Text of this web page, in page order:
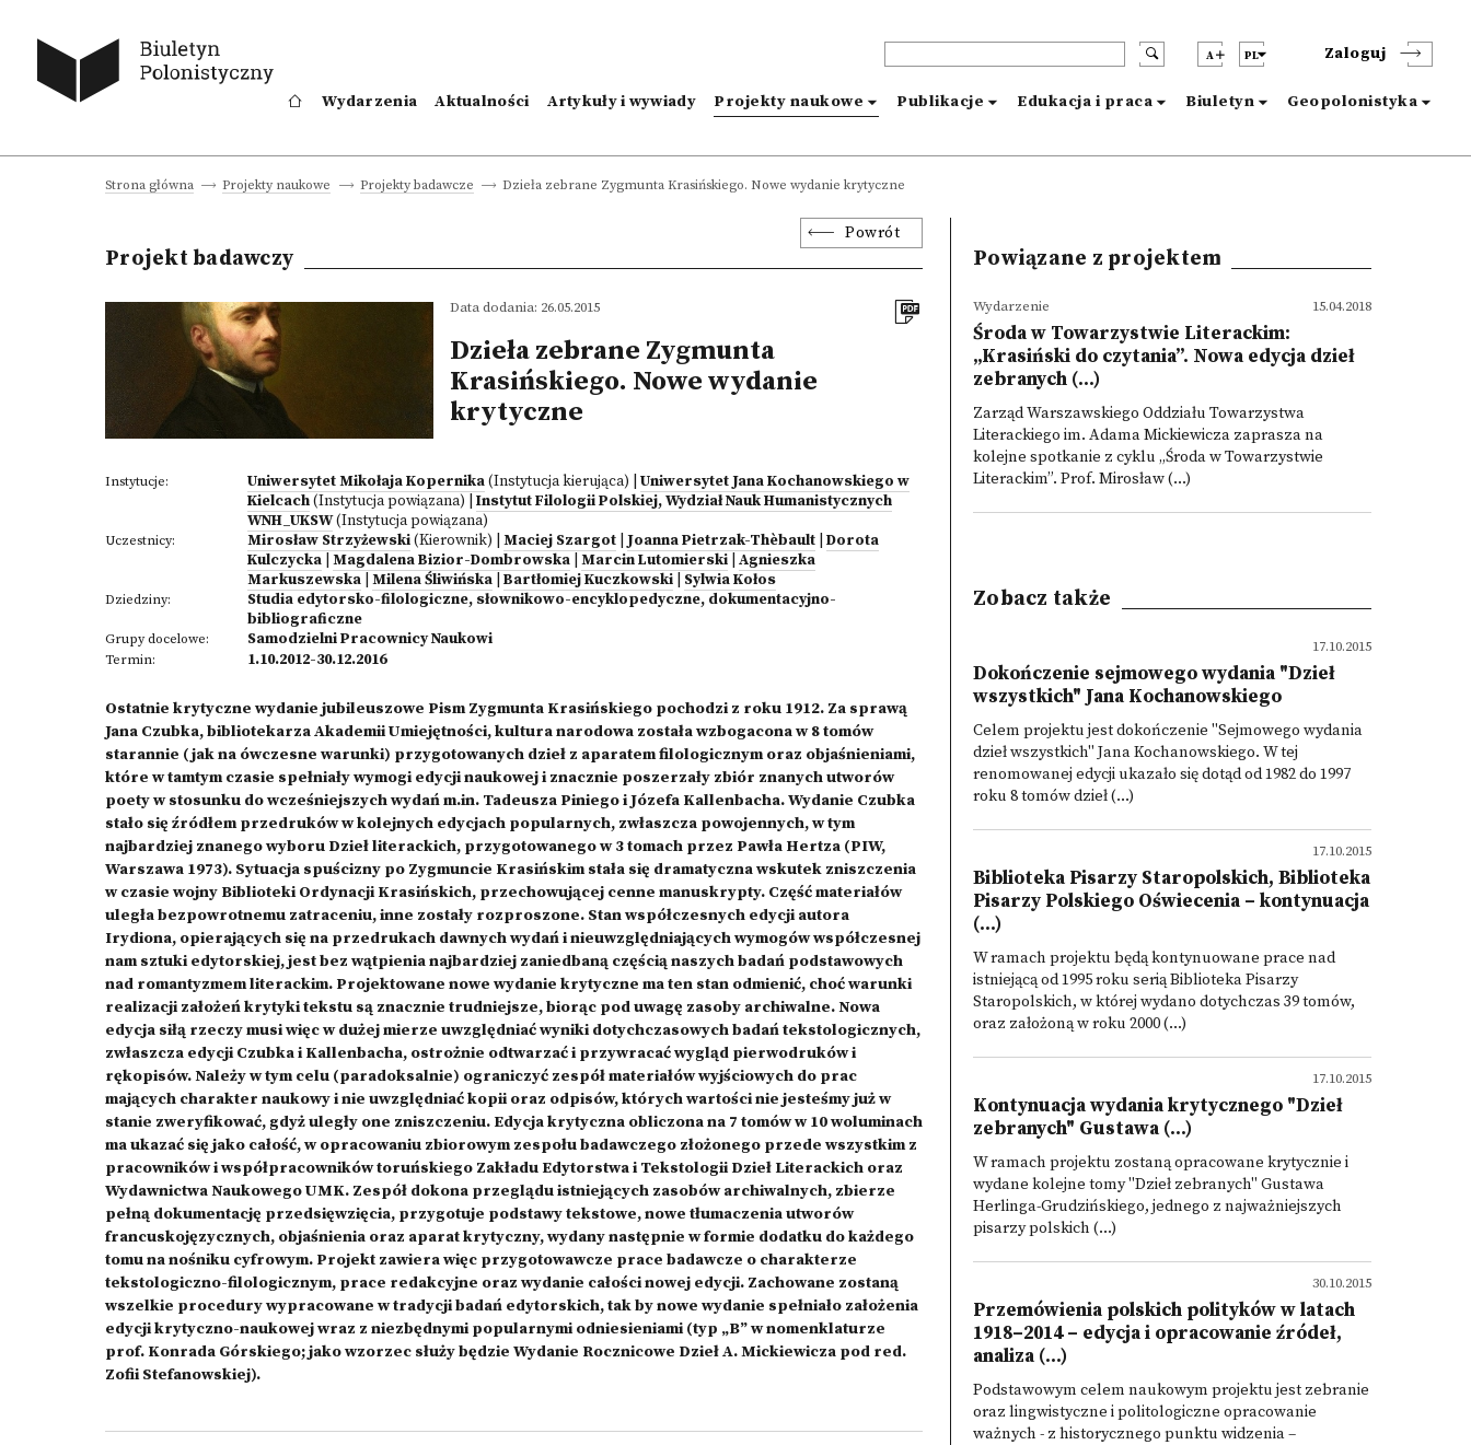
A PL Zaloguj
Wydarzenia Aktualności Artykuły i wywiady Projekty naukowe Publikacje Edukacja i praca Biuletyn Geopolonistyka
Strona główna Projekty naukowe Projekty badawcze Dzieła zebrane Zygmunta Krasińskiego. Nowe wydanie krytyczne
Powrót
Projekt badawczy
Data dodania: 26.05.2015
Dzieła zebrane Zygmunta
Krasińskiego. Nowe wydanie
krytyczne
Instytucje: Uniwersytet Mikołaja Kopernika(Instytucja kierująca)
Uniwersytet Jana Kochanowskiego w
Kielcach(Instytucja powiązana)
Instytut Filologii Polskiej, Wydział Nauk Humanistycznych
WNH_UKSW(Instytucja powiązana)
Uczestnicy: Mirosław Strzyżewski(Kierownik) Maciej Szargot Joanna Pietrzak-Thèbault Dorota
Kulczycka Magdalena Bizior-Dombrowska Marcin Lutomierski Agnieszka
Markuszewska Milena Śliwińska Bartłomiej Kuczkowski Sylwia Kołos
Dziedziny:
Studia edytorsko-filologiczne, słownikowo-encyklopedyczne, dokumentacyjno-
bibliograficzne
Grupy docelowe: Samodzielni Pracownicy Naukowi
Termin: 1.10.2012-30.12.2016
Ostatnie krytyczne wydanie jubileuszowe Pism Zygmunta Krasińskiego pochodzi z roku 1912. Za sprawą
Jana Czubka, bibliotekarza Akademii Umiejętności, kultura narodowa została wzbogacona w 8 tomów
starannie (jak na ówczesne warunki) przygotowanych dzieł z aparatem filologicznym oraz objaśnieniami,
które w tamtym czasie spełniały wymogi edycji naukowej i znacznie poszerzały zbiór znanych utworów
poety w stosunku do wcześniejszych wydań m.in. Tadeusza Piniego i Józefa Kallenbacha. Wydanie Czubka
stało się źródłem przedruków w kolejnych edycjach popularnych, zwłaszcza powojennych, w tym
najbardziej znanego wyboru Dzieł literackich, przygotowanego w 3 tomach przez Pawła Hertza (PIW,
Warszawa 1973). Sytuacja spuścizny po Zygmuncie Krasińskim stała się dramatyczna wskutek zniszczenia
w czasie wojny Biblioteki Ordynacji Krasińskich, przechowującej cenne manuskrypty. Część materiałów
uległa bezpowrotnemu zatraceniu, inne zostały rozproszone. Stan współczesnych edycji autora
Irydiona, opierających się na przedrukach dawnych wydań i nieuwzględniających wymogów współczesnej
nam sztuki edytorskiej, jest bez wątpienia najbardziej zaniedbaną częścią naszych badań podstawowych
nad romantyzmem literackim. Projektowane nowe wydanie krytyczne ma ten stan odmienić, choć warunki
realizacji założeń krytyki tekstu są znacznie trudniejsze, biorąc pod uwagę zasoby archiwalne. Nowa
edycja siłą rzeczy musi więc w dużej mierze uwzględniać wyniki dotychczasowych badań tekstologicznych,
zwłaszcza edycji Czubka i Kallenbacha, ostrożnie odtwarzać i przywracać wygląd pierwodruków i
rękopisów. Należy w tym celu (paradoksalnie) ograniczyć zespół materiałów wyjściowych do prac
mających charakter naukowy i nie uwzględniać kopii oraz odpisów, których wartości nie jesteśmy już w
stanie zweryfikować, gdyż uległy one zniszczeniu. Edycja krytyczna obliczona na 7 tomów w 10 woluminach
ma ukazać się jako całość, w opracowaniu zbiorowym zespołu badawczego złożonego przede wszystkim z
pracowników i współpracowników toruńskiego Zakładu Edytorstwa i Tekstologii Dzieł Literackich oraz
Wydawnictwa Naukowego UMK. Zespół dokona przeglądu istniejących zasobów archiwalnych, zbierze
pełną dokumentację przedsięwzięcia, przygotuje podstawy tekstowe, nowe tłumaczenia utworów
francuskojęzycznych, objaśnienia oraz aparat krytyczny, wydany następnie w formie dodatku do każdego
tomu na nośniku cyfrowym. Projekt zawiera więc przygotowawcze prace badawcze o charakterze
tekstologiczno-filologicznym, prace redakcyjne oraz wydanie całości nowej edycji. Zachowane zostaną
wszelkie procedury wypracowane w tradycji badań edytorskich, tak by nowe wydanie spełniało założenia
edycji krytyczno-naukowej wraz z niezbędnymi popularnymi odniesieniami (typ „B” w nomenklaturze
prof. Konrada Górskiego; jako wzorzec służy będzie Wydanie Rocznicowe Dzieł A. Mickiewicza pod red.
Zofii Stefanowskiej).
Powiązane z projektem
15.04.2018
Wydarzenie
Środa w Towarzystwie Literackim:
„Krasiński do czytania”. Nowa edycja dzieł
zebranych (...)
Zarząd Warszawskiego Oddziału Towarzystwa
Literackiego im. Adama Mickiewicza zaprasza na
kolejne spotkanie z cyklu „Środa w Towarzystwie
Literackim”. Prof. Mirosław (...)
Zobacz także
17.10.2015
Dokończenie sejmowego wydania "Dzieł
wszystkich" Jana Kochanowskiego
Celem projektu jest dokończenie "Sejmowego wydania
dzieł wszystkich" Jana Kochanowskiego. W tej
renomowanej edycji ukazało się dotąd od 1982 do 1997
roku 8 tomów dzieł (...)
17.10.2015
Biblioteka Pisarzy Staropolskich, Biblioteka
Pisarzy Polskiego Oświecenia – kontynuacja
(...)
W ramach projektu będą kontynuowane prace nad
istniejącą od 1995 roku serią Biblioteka Pisarzy
Staropolskich, w której wydano dotychczas 39 tomów,
oraz założoną w roku 2000 (...)
17.10.2015
Kontynuacja wydania krytycznego "Dzieł
zebranych" Gustawa (...)
W ramach projektu zostaną opracowane krytycznie i
wydane kolejne tomy "Dzieł zebranych" Gustawa
Herlinga-Grudzińskiego, jednego z najważniejszych
pisarzy polskich (...)
30.10.2015
Przemówienia polskich polityków w latach
1918–2014 – edycja i opracowanie źródeł,
analiza (...)
Podstawowym celem naukowym projektu jest zebranie
oraz lingwistyczne i politologiczne opracowanie
ważnych - z historycznego punktu widzenia –